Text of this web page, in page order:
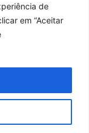
de
em “Aceitar